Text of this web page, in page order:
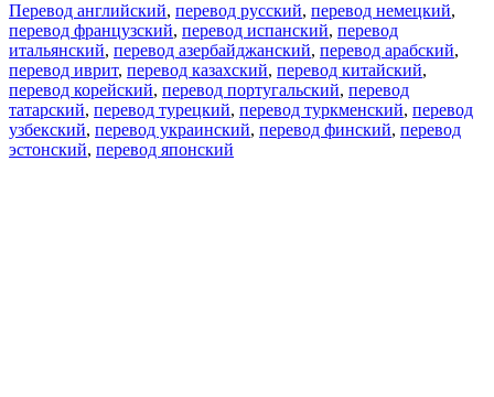
Перевод английский, перевод русский, перевод немецкий,
перевод французский, перевод испанский, перевод
итальянский, перевод азербайджанский, перевод арабский,
перевод иврит, перевод казахский, перевод китайский,
перевод корейский, перевод португальский, перевод
татарский, перевод турецкий, перевод туркменский, перевод
узбекский, перевод украинский, перевод финский, перевод
эстонский, перевод японский